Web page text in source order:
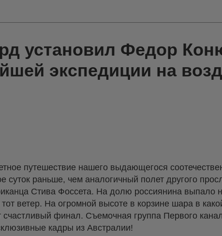
установил Федор
экспедиции на
путешествие нашего выдающегося
суток раньше, чем аналогичный полет другого
Стива Фоссета. На долю россиянина выпало
ветер. На огромной высоте в корзине шара в
счастливый финал. Съемочная группа Первого
кадры из Австралии!